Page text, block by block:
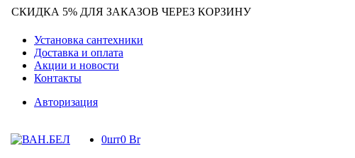
СКИДКА 5% ДЛЯ ЗАКАЗОВ ЧЕРЕЗ КОРЗИНУ
Установка сантехники
Доставка и оплата
Акции и новости
Контакты
Авторизация
0шт0 Br